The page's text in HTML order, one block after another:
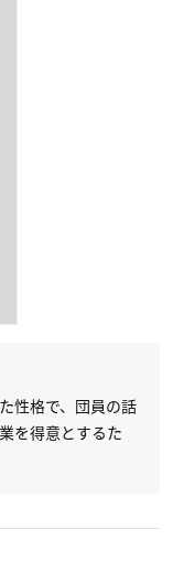
性格で、団員の話
を得意とするた